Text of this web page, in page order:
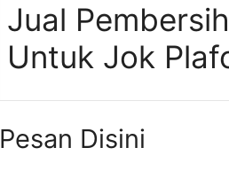
Jual
Untuk Jok
Pesan Disini